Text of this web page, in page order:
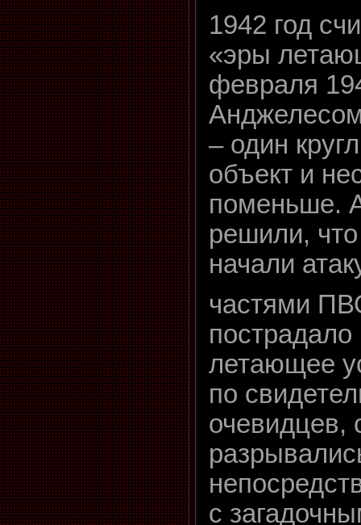
1942 год
«эры
февраля
– один
объект и
поменьше.
решили,
начали
частями
пострадало
летающее
по
очевидцев,
с